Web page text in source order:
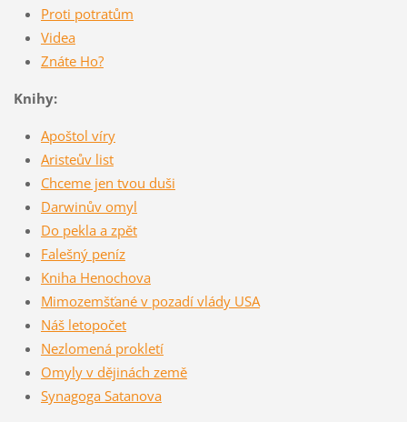
Proti potratům
Videa
Znáte Ho?
Knihy:
Apoštol víry
Aristeův list
Chceme jen tvou duši
Darwinův omyl
Do pekla a zpět
Falešný peníz
Kniha Henochova
Mimozemšťané v pozadí vlády USA
Náš letopočet
Nezlomená prokletí
Omyly v dějinách země
Synagoga Satanova